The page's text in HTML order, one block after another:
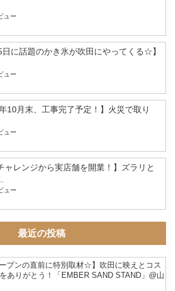
ュー
日に話題のかき氷が吹田にやってくる☆】
ュー
年10月末、工事完了予定！】火災で取り
ュー
ャレンジから実店舗を開業！】ズラリと
ュー
最近の投稿
ープンの直前に特別取材☆】吹田に映えとコス
ありがとう！「EMBER SAND STAND」@山